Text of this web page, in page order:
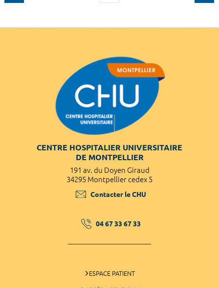
CENTRE HOSPITALIER UNIVERSITAIRE
DE MONTPELLIER
191 av. du Doyen Giraud
34295 Montpellier cedex 5
Contacter le CHU
04 67 33 67 33
ESPACE PATIENT